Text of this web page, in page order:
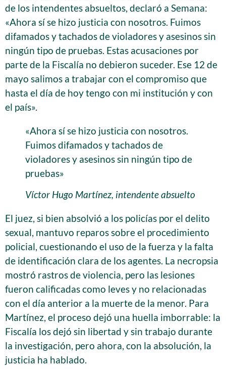
de los intendentes absueltos, declaró a Semana:
«Ahora sí se hizo justicia con nosotros. Fuimos
difamados y tachados de violadores y asesinos sin
ningún tipo de pruebas. Estas acusaciones por
parte de la Fiscalía no debieron suceder. Ese 12 de
mayo salimos a trabajar con el compromiso que
hasta el día de hoy tengo con mi institución y con
el país».
«Ahora sí se hizo justicia con nosotros.
Fuimos difamados y tachados de
violadores y asesinos sin ningún tipo de
pruebas»
Víctor Hugo Martínez, intendente absuelto
El juez, si bien absolvió a los policías por el delito
sexual, mantuvo reparos sobre el procedimiento
policial, cuestionando el uso de la fuerza y la falta
de identificación clara de los agentes. La necropsia
mostró rastros de violencia, pero las lesiones
fueron calificadas como leves y no relacionadas
con el día anterior a la muerte de la menor. Para
Martínez, el proceso dejó una huella imborrable: la
Fiscalía los dejó sin libertad y sin trabajo durante
la investigación, pero ahora, con la absolución, la
justicia ha hablado.